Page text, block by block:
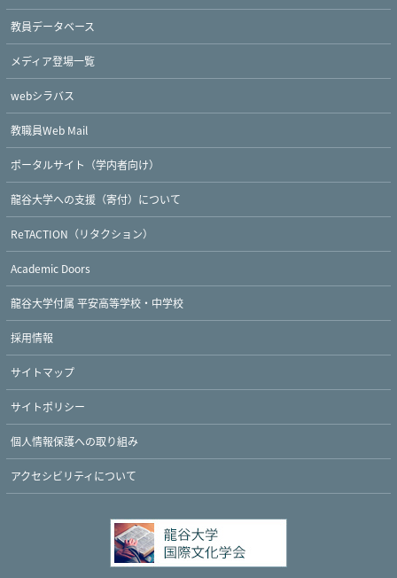
教員データベース
メディア登場一覧
webシラバス
教職員Web Mail
ポータルサイト（学内者向け）
龍谷大学への支援（寄付）について
ReTACTION（リタクション）
Academic Doors
龍谷大学付属 平安高等学校・中学校
採用情報
サイトマップ
サイトポリシー
個人情報保護への取り組み
アクセシビリティについて